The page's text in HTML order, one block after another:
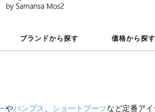
ブランドから探す 価格から探す
やパンプス ショートブーツなど定番ア